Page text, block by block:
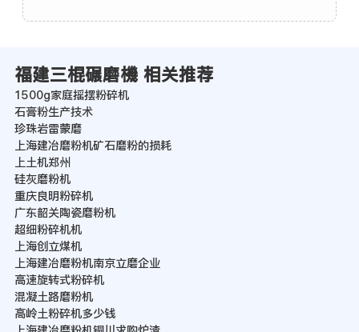
福建三棍碾磨機 相关推荐
1500g家庭摇摆粉碎机
石膏粉生产技术
珍珠岩雷蒙磨
上海建冶磨粉机矿石磨粉的损耗
上土机郑州
硅灰磨粉机
重庆良明粉碎机
广东韶关陶瓷磨粉机
超细粉碎机机
上海创立煤机
上海建冶磨粉机南京立磨企业
高速旋转式粉碎机
混凝土路磨粉机
高岭土粉碎机多少钱